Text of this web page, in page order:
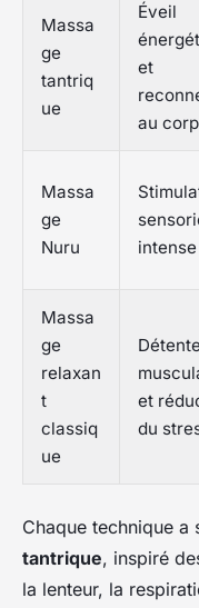
Massa
ge
tantriq
ue
Éveil
et
au
Massa
ge
Nuru
intense
Massa
ge
relaxan
t
classiq
ue
Détente
et
du
Chaque technique a
tantrique, inspiré
la lenteur, la